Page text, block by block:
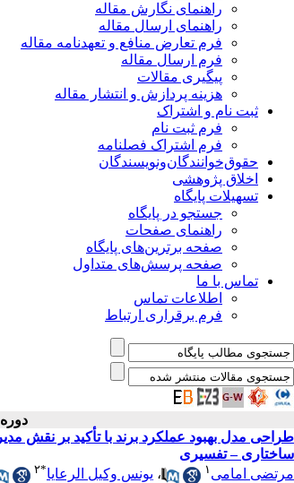
راهنمای نگارش مقاله
راهنمای ارسال مقاله
فرم تعارض منافع و تعهدنامه مقاله
فرم ارسال مقاله
پیگیری مقالات
هزینه پردازش و انتشار مقاله
ثبت نام و اشتراک
فرم ثبت نام
فرم اشتراک فصلنامه
حقوق‌خوانندگان‌و‌نویسندگان
اخلاق پژوهشی
تسهیلات پایگاه
جستجو در پایگاه
راهنمای صفحات
صفحه برترین‌های پایگاه
صفحه پرسش‌های متداول
تماس با ما
اطلاعات تماس
فرم برقراری ارتباط
دوره ۱۰، شماره ۳۹ - ( تابستان ۱۴۰۱ )
ساختاری – تفسیری
مرتضی امامی ۱ ، یونس وکیل الرعایا*۲